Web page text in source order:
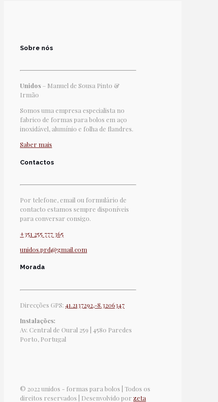
Sobre nós
Unidos – Manuel de Sousa Pinto &
Irmão
Somos uma empresa especialista no
fabrico de formas para bolos em aço
inoxidável, alumínio e folha de flandres.
Saber mais
Contactos
Por telefone, email ou formulário de
contacto estamos sempre disponíveis
para conversar consigo.
+351 255 777 365
unidos.prd@gmail.com
Morada
Direcções GPS: 41.2137292,-8.3206347
Instalações:
Av. Central de Oural 259 | 4580 Paredes
Porto, Portugal
© 2022 unidos - formas para bolos | Todos os
direitos reservados | Desenvolvido por zeta